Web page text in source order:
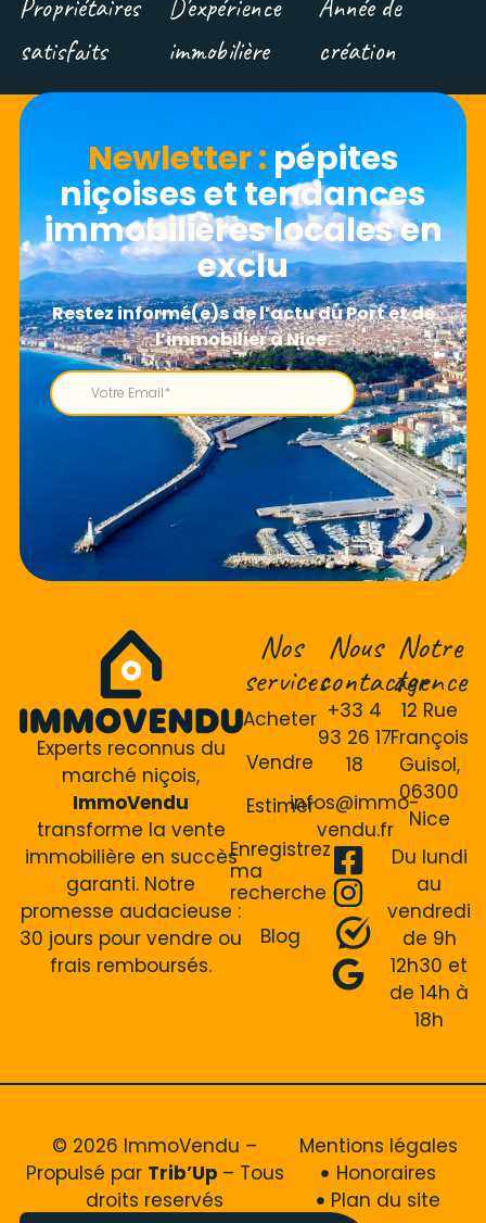
Propriétaires
satisfaits
D’expérience
immobilière
Année de
création
Newletter​ : pépites
niçoises et tendances
immobilières locales en
exclu
Experts reconnus du
marché niçois,
ImmoVendu
transforme la vente
immobilière en succès
garanti. Notre
promesse audacieuse :
30 jours pour vendre ou
frais remboursés.
Nos
services
Acheter
Vendre
Estimer
Enregistrez
ma
recherche
Blog
Nous
contacter
+33 4
93 26 17
18
infos@immo-
vendu.fr
Notre
agence
12 Rue
François
Guisol,
06300
Nice
Du lundi
au
vendredi
de 9h
12h30 et
de 14h à
18h
© 2026 ImmoVendu –
Propulsé par Trib’Up – Tous
droits reservés
Mentions légales
Honoraires
Plan du site